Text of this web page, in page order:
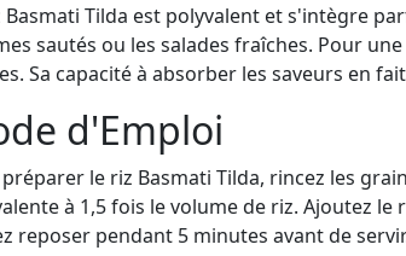
Basmati Tilda est polyvalent et s'intègre
sautés ou les salades fraîches. Pour
Sa capacité à absorber les saveurs en
d'Emploi
le riz Basmati Tilda, rincez les
à 1,5 fois le volume de riz. Ajoutez
reposer pendant 5 minutes avant de